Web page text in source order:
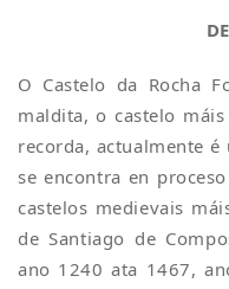
O Castelo da Rocha
maldita, o castelo
recorda, actualmente
se encontra en
castelos medievais
de Santiago de
ano 1240 ata 1467,